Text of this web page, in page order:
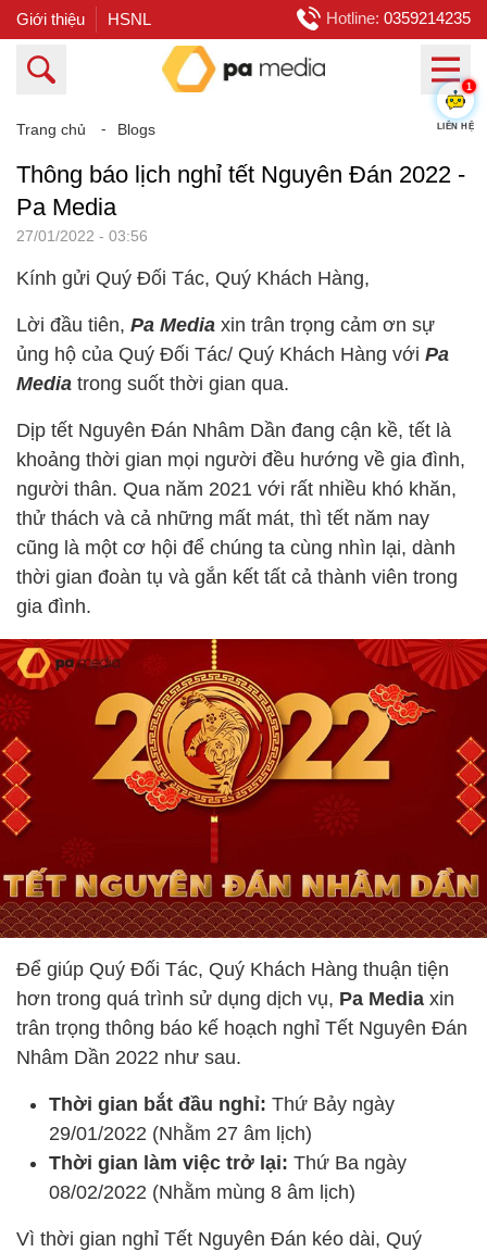
Giới thiệu HSNL Hotline: 0359214235
Trang chủ ⁃ Blogs
Thông báo lịch nghỉ tết Nguyên Đán 2022 -
Pa Media
27/01/2022 - 03:56
Kính gửi Quý Đối Tác, Quý Khách Hàng,
Lời đầu tiên, Pa Media xin trân trọng cảm ơn sự
ủng hộ của Quý Đối Tác/ Quý Khách Hàng với Pa
Media trong suốt thời gian qua.
Dịp tết Nguyên Đán Nhâm Dần đang cận kề, tết là
khoảng thời gian mọi người đều hướng về gia đình,
người thân. Qua năm 2021 với rất nhiều khó khăn,
thử thách và cả những mất mát, thì tết năm nay
cũng là một cơ hội để chúng ta cùng nhìn lại, dành
thời gian đoàn tụ và gắn kết tất cả thành viên trong
gia đình.
Để giúp Quý Đối Tác, Quý Khách Hàng thuận tiện
hơn trong quá trình sử dụng dịch vụ, Pa Media xin
trân trọng thông báo kế hoạch nghỉ Tết Nguyên Đán
Nhâm Dần 2022 như sau.
Thời gian bắt đầu nghỉ: Thứ Bảy ngày
29/01/2022 (Nhằm 27 âm lịch)
Thời gian làm việc trở lại: Thứ Ba ngày
08/02/2022 (Nhằm mùng 8 âm lịch)
Vì thời gian nghỉ Tết Nguyên Đán kéo dài, Quý
1
LIÊN HỆ